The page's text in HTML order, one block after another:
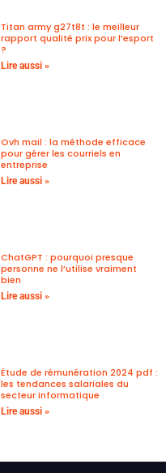
Titan army g27t8t : le meilleur
rapport qualité prix pour l’esport
?
Lire aussi »
Ovh mail : la méthode efficace
pour gérer les courriels en
entreprise
Lire aussi »
ChatGPT : pourquoi presque
personne ne l’utilise vraiment
bien
Lire aussi »
Étude de rémunération 2024 pdf :
les tendances salariales du
secteur informatique
Lire aussi »